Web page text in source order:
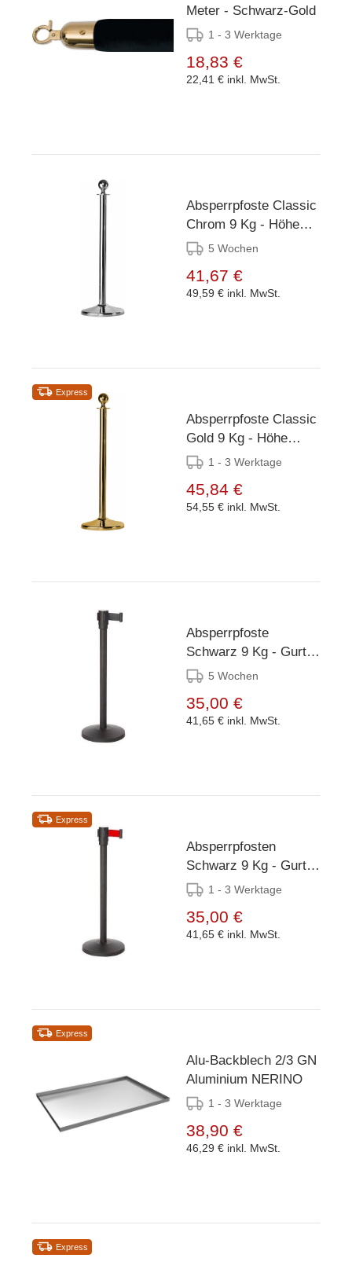
Meter - Schwarz-Gold
1 - 3 Werktage
18,83 €
22,41 € inkl. MwSt.
Absperrpfoste Classic
Chrom 9 Kg - Höhe
100cm5 Wochen
41,67 €
49,59 € inkl. MwSt.
Express
Absperrpfoste Classic
Gold 9 Kg - Höhe
100cm1 - 3 Werktage
45,84 €
54,55 € inkl. MwSt.
Absperrpfoste
Schwarz 9 Kg - Gurt
180cm Schwarz
5 Wochen
35,00 €
41,65 € inkl. MwSt.
Express
Absperrpfosten
Schwarz 9 Kg - Gurt
180cm Rot
1 - 3 Werktage
35,00 €
41,65 € inkl. MwSt.
Express
Alu-Backblech 2/3 GN
Aluminium NERINO
1 - 3 Werktage
38,90 €
46,29 € inkl. MwSt.
Express